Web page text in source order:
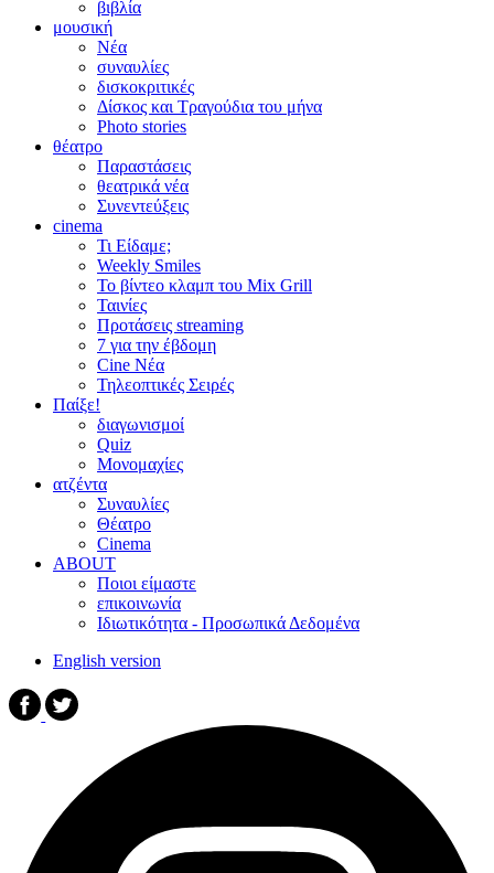
βιβλία
μουσική
Νέα
συναυλίες
δισκοκριτικές
Δίσκος και Τραγούδια του μήνα
Photo stories
θέατρο
Παραστάσεις
θεατρικά νέα
Συνεντεύξεις
cinema
Τι Είδαμε;
Weekly Smiles
Το βίντεο κλαμπ του Mix Grill
Ταινίες
Προτάσεις streaming
7 για την έβδομη
Cine Νέα
Τηλεοπτικές Σειρές
Παίξε!
διαγωνισμοί
Quiz
Μονομαχίες
ατζέντα
Συναυλίες
Θέατρο
Cinema
ABOUT
Ποιοι είμαστε
επικοινωνία
Ιδιωτικότητα - Προσωπικά Δεδομένα
English version